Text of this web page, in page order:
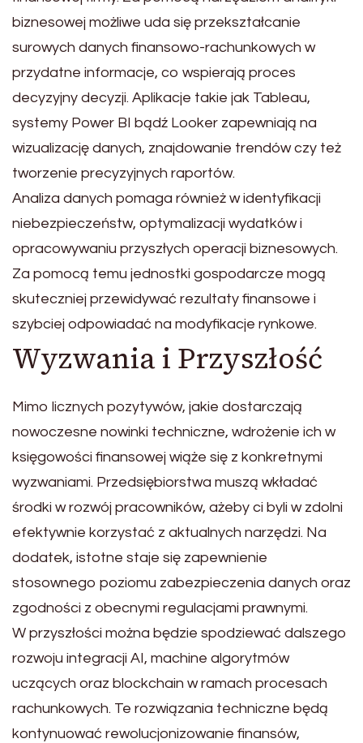
biznesowej możliwe uda się przekształcanie
surowych danych finansowo-rachunkowych w
przydatne informacje, co wspierają proces
decyzyjny decyzji. Aplikacje takie jak Tableau,
systemy Power BI bądź Looker zapewniają na
wizualizację danych, znajdowanie trendów czy też
tworzenie precyzyjnych raportów.
Analiza danych pomaga również w identyfikacji
niebezpieczeństw, optymalizacji wydatków i
opracowywaniu przyszłych operacji biznesowych.
Za pomocą temu jednostki gospodarcze mogą
skuteczniej przewidywać rezultaty finansowe i
szybciej odpowiadać na modyfikacje rynkowe.
Wyzwania i Przyszłość
Mimo licznych pozytywów, jakie dostarczają
nowoczesne nowinki techniczne, wdrożenie ich w
księgowości finansowej wiąże się z konkretnymi
wyzwaniami. Przedsiębiorstwa muszą wkładać
środki w rozwój pracowników, ażeby ci byli w zdolni
efektywnie korzystać z aktualnych narzędzi. Na
dodatek, istotne staje się zapewnienie
stosownego poziomu zabezpieczenia danych oraz
zgodności z obecnymi regulacjami prawnymi.
W przyszłości można będzie spodziewać dalszego
rozwoju integracji AI, machine algorytmów
uczących oraz blockchain w ramach procesach
rachunkowych. Te rozwiązania techniczne będą
kontynuować rewolucjonizowanie finansów,